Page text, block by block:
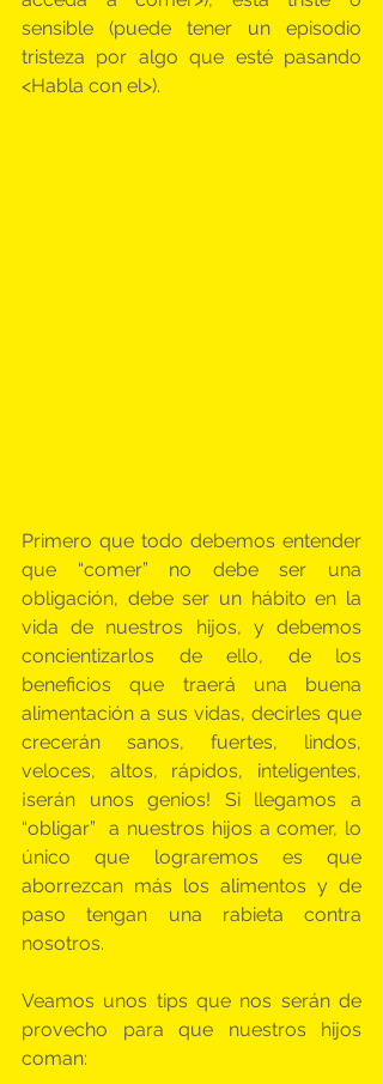
sensible (puede tener un episodio
tristeza por algo que esté pasando
<Habla con el>).
Primero que todo debemos entender
que “comer” no debe ser una
obligación, debe ser un hábito en la
vida de nuestros hijos, y debemos
concientizarlos de ello, de los
beneficios que traerá una buena
alimentación a sus vidas, decirles que
crecerán sanos, fuertes, lindos,
veloces, altos, rápidos, inteligentes,
¡serán unos genios! Si llegamos a
“obligar”  a nuestros hijos a comer, lo
único que lograremos es que
aborrezcan más los alimentos y de
paso tengan una rabieta contra
nosotros.
Veamos unos tips que nos serán de
provecho para que nuestros hijos
coman: